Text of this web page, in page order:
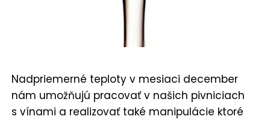
Nadpriemerné teploty v mesiaci december
nám umožňujú pracovať v našich pivniciach
s vínami a realizovať také manipulácie ktoré